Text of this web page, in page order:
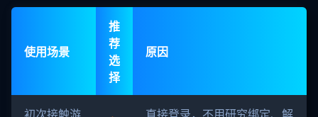
使用场景
推
荐
选
择
原因